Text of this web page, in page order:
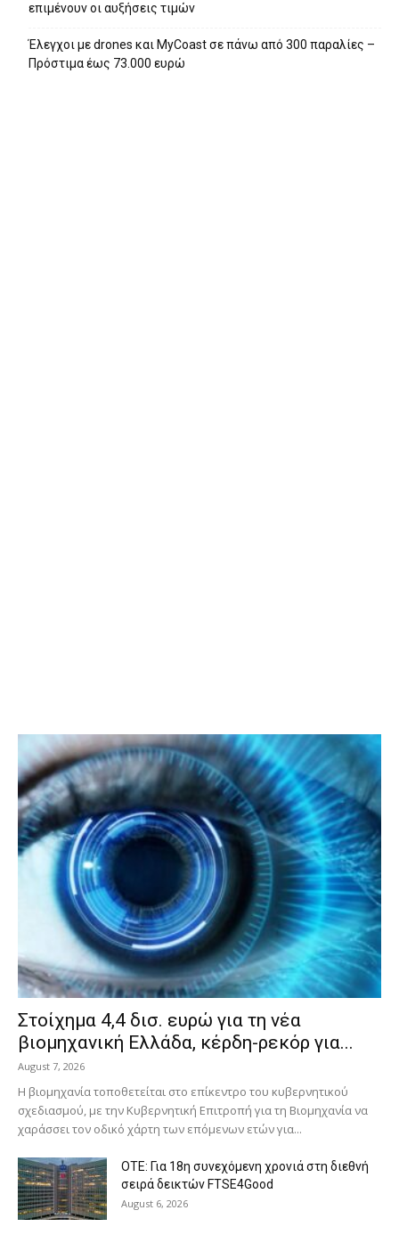
επιμένουν οι αυξήσεις τιμών
Έλεγχοι με drones και MyCoast σε πάνω από 300 παραλίες –
Πρόστιμα έως 73.000 ευρώ
Στοίχημα 4,4 δισ. ευρώ για τη νέα
βιομηχανική Ελλάδα, κέρδη-ρεκόρ για...
August 7, 2026
Η βιομηχανία τοποθετείται στο επίκεντρο του κυβερνητικού
σχεδιασμού, με την Κυβερνητική Επιτροπή για τη Βιομηχανία να
χαράσσει τον οδικό χάρτη των επόμενων ετών για...
ΟΤΕ: Για 18η συνεχόμενη χρονιά στη διεθνή
σειρά δεικτών FTSE4Good
August 6, 2026